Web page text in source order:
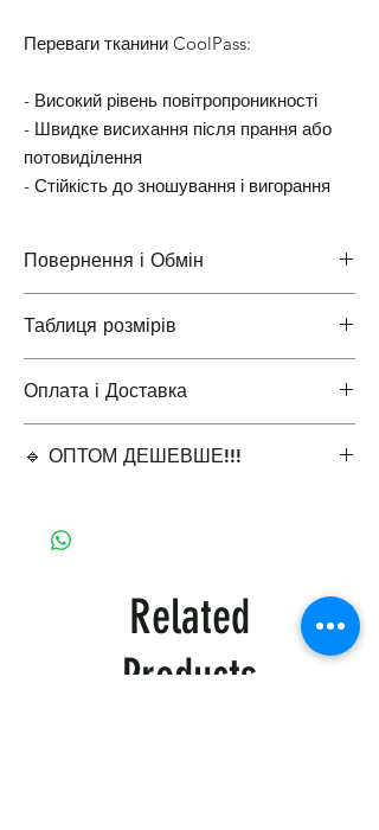
Переваги тканини CoolPass:
- Високий рівень повітропроникності
- Швидке висихання після прання або
потовиділення
- Стійкість до зношування і вигорання
Повернення і Обмін
Повернення і Обмін
Таблиця розмірів
Таблиці розмірів одягу
Оплата і Доставка
Варіанти оплати і доставки
🔹 ОПТОМ ДЕШЕВШЕ!!!
оптової ціни.
🔹 Виберіть кількість для оптової знижки:
10+ шт. – 20% знижка
✔ Автоматична знижка в кошику.
✔ Додаткові знижки при замовленні від
20+ одиниць.
Related
Products